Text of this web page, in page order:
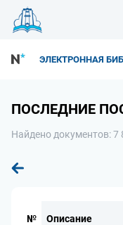
ЭЛЕКТРОННАЯ
ПОСЛЕДНИЕ
Найдено документов: 7
№ Описание